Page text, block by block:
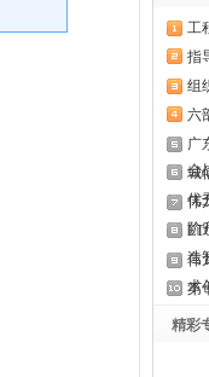
工
指
组
六
广
会
城
优
伟
阶
造
伟
术
第
粤
精彩